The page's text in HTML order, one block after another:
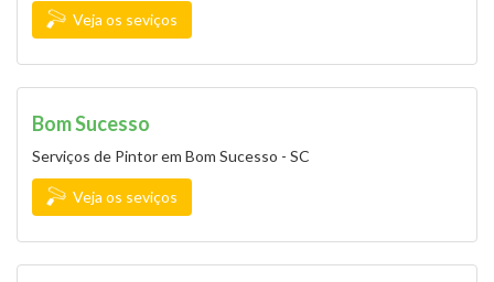
Veja os seviços
Bom Sucesso
Serviços de Pintor em Bom Sucesso - SC
Veja os seviços